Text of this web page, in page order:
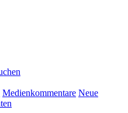
Medienkommentare Neue